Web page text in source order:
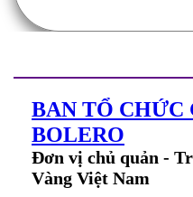
BAN TỔ CHỨC
BOLERO
Đơn vị chủ quản -
Vàng Việt Nam